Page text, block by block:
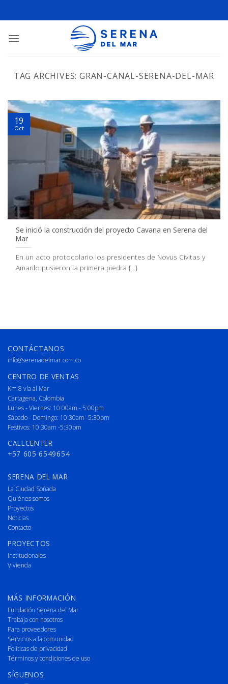
TAG ARCHIVES:GRAN-CANAL-SERENA-DEL-MAR
Se inició la construcción del proyecto Cavana en Serena del
Mar
En un acto protocolario los presidentes de Novus Civitas y
Amarilo pusieron la primera piedra [...]
19
Oct
CONTÁCTANOS
info@serenadelmar.com.co
CENTRO DE VENTAS
Km 8 vía al Mar
Cartagena, Colombia
Lunes - Viernes: 10:00am - 5:00pm
Sábado - Domingo: 10:30am -5:30pm
Festivos: 10:30am -5:30pm
CALLCENTER
+57 605 6549654
SERENA DEL MAR
La Ciudad Soñada
Quiénes somos
Proyectos
Noticias
Contacto
PROYECTOS
Institucionales
Vivienda
MÁS INFORMACIÓN
Fundación Serena del Mar
Trabaja con nosotros
Para proveedores
Servicios a la comunidad
Políticas de privacidad
Términos y condiciones de uso
SÍGUENOS